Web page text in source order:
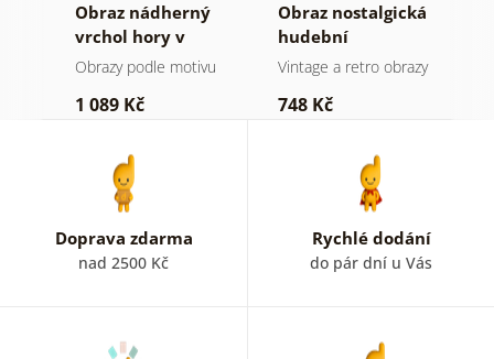
Obraz nádherný
vrchol hory v
černobílém
Obrazy podle motivu
1 089 Kč
Obraz nostalgická
hudební
atmosféra
Vintage a retro obrazy
748 Kč
Doprava zdarma
nad 2500 Kč
Rychlé dodání
do pár dní u Vás